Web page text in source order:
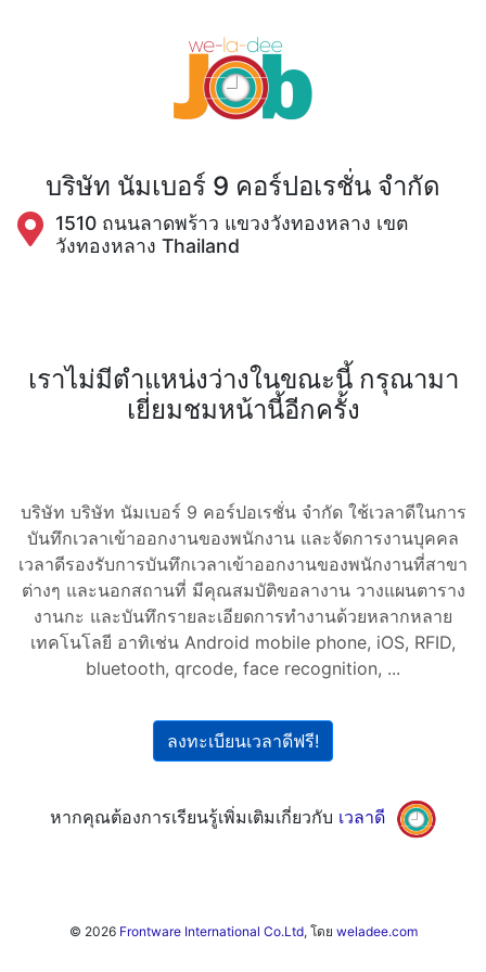
บริษัท นัมเบอร์ 9 คอร์ปอเรชั่น จำกัด
1510 ถนนลาดพร้าว แขวงวังทองหลาง เขต
วังทองหลาง Thailand
เราไม่มีตำแหน่งว่างในขณะนี้ กรุณามา
เยี่ยมชมหน้านี้อีกครั้ง
บริษัท บริษัท นัมเบอร์ 9 คอร์ปอเรชั่น จำกัด ใช้เวลาดีในการ
บันทึกเวลาเข้าออกงานของพนักงาน และจัดการงานบุคคล
เวลาดีรองรับการบันทึกเวลาเข้าออกงานของพนักงานที่สาขา
ต่างๆ และนอกสถานที่ มีคุณสมบัติขอลางาน วางแผนตาราง
งานกะ และบันทึกรายละเอียดการทำงานด้วยหลากหลาย
เทคโนโลยี อาทิเช่น Android mobile phone, iOS, RFID,
bluetooth, qrcode, face recognition, ...
ลงทะเบียนเวลาดีฟรี!
หากคุณต้องการเรียนรู้เพิ่มเติมเกี่ยวกับ เวลาดี
© 2026 Frontware International Co.Ltd, โดย weladee.com